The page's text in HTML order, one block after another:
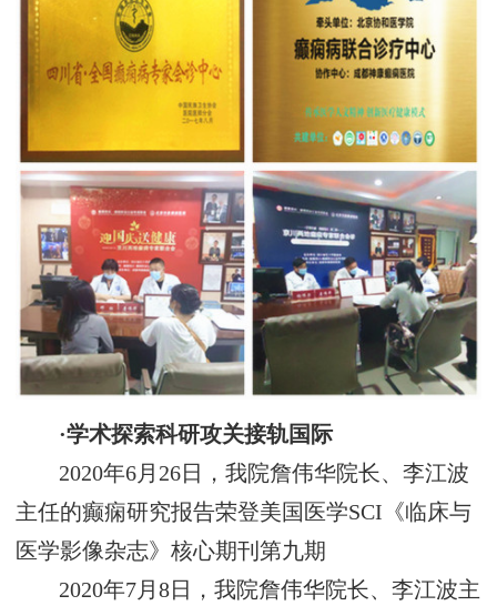
·学术探索科研攻关接轨国际
2020年6月26日，我院詹伟华院长、李江波
主任的癫痫研究报告荣登美国医学SCI《临床与
医学影像杂志》核心期刊第九期
2020年7月8日，我院詹伟华院长、李江波主